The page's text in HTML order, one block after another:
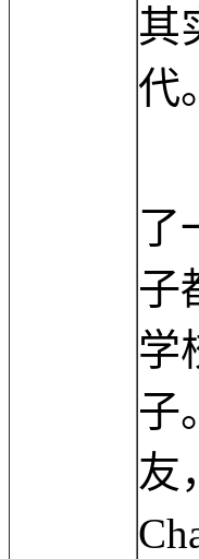
其
代。
了
子
学
子
友